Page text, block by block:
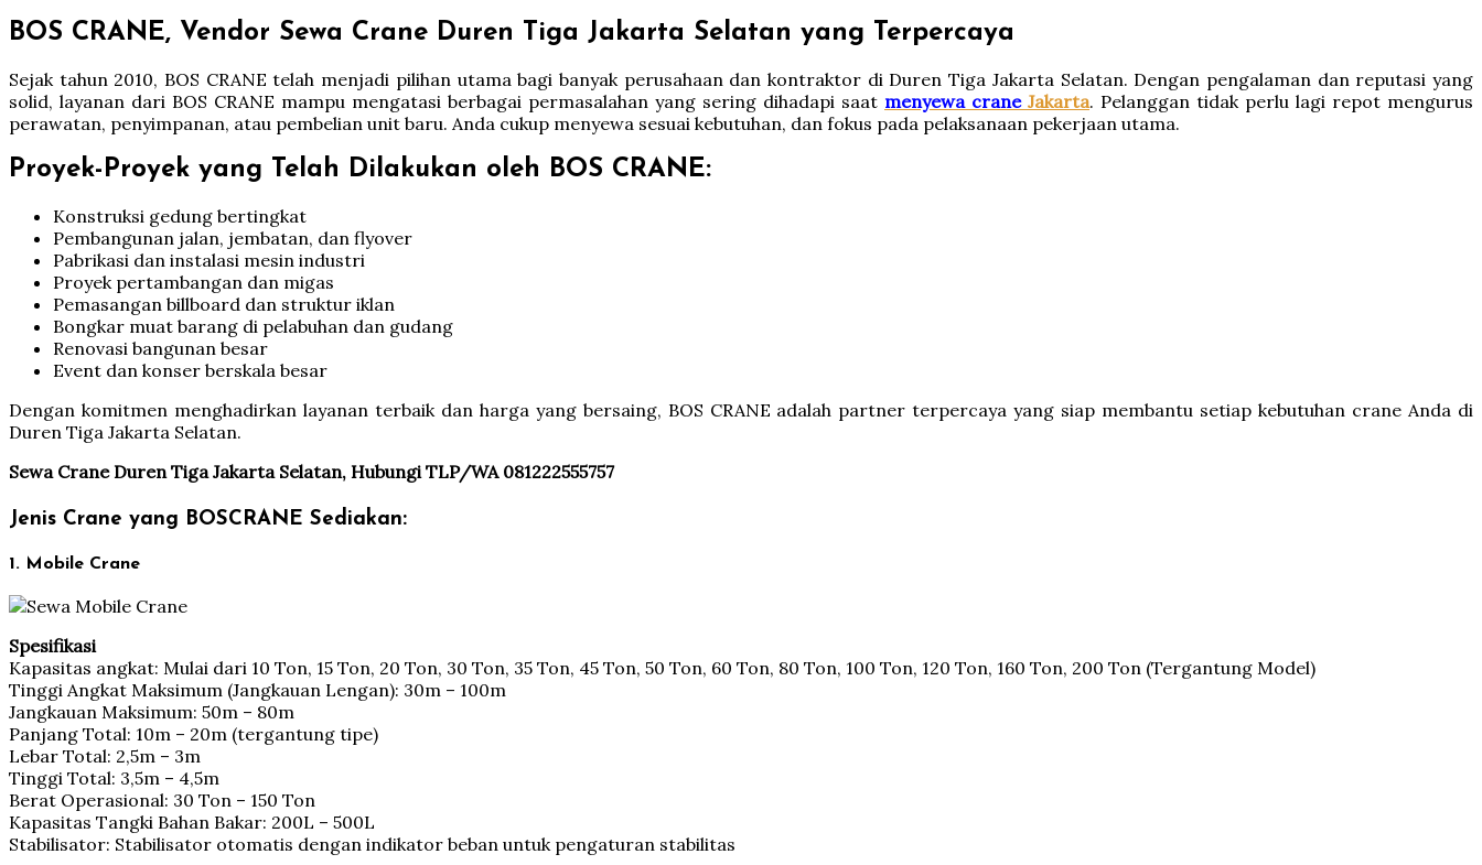
BOS CRANE, Vendor Sewa Crane Duren Tiga Jakarta Selatan yang Terpercaya
Sejak tahun 2010, BOS CRANE telah menjadi pilihan utama bagi banyak perusahaan dan kontraktor di Duren Tiga Jakarta Selatan. Dengan pengalaman dan reputasi yang
solid, layanan dari BOS CRANE mampu mengatasi berbagai permasalahan yang sering dihadapi saat menyewa craneJakarta. Pelanggan tidak perlu lagi repot mengurus
perawatan, penyimpanan, atau pembelian unit baru. Anda cukup menyewa sesuai kebutuhan, dan fokus pada pelaksanaan pekerjaan utama.
Proyek-Proyek yang Telah Dilakukan oleh BOS CRANE:
Konstruksi gedung bertingkat
Pembangunan jalan, jembatan, dan flyover
Pabrikasi dan instalasi mesin industri
Proyek pertambangan dan migas
Pemasangan billboard dan struktur iklan
Bongkar muat barang di pelabuhan dan gudang
Renovasi bangunan besar
Event dan konser berskala besar
Dengan komitmen menghadirkan layanan terbaik dan harga yang bersaing, BOS CRANE adalah partner terpercaya yang siap membantu setiap kebutuhan crane Anda di
Duren Tiga Jakarta Selatan.
Sewa Crane Duren Tiga Jakarta Selatan, Hubungi TLP/WA 081222555757
Jenis Crane yang BOSCRANE Sediakan:
1. Mobile Crane
Spesifikasi
Kapasitas angkat: Mulai dari 10 Ton, 15 Ton, 20 Ton, 30 Ton, 35 Ton, 45 Ton, 50 Ton, 60 Ton, 80 Ton, 100 Ton, 120 Ton, 160 Ton, 200 Ton (Tergantung Model)
Tinggi Angkat Maksimum (Jangkauan Lengan): 30m – 100m
Jangkauan Maksimum: 50m – 80m
Panjang Total: 10m – 20m (tergantung tipe)
Lebar Total: 2,5m – 3m
Tinggi Total: 3,5m – 4,5m
Berat Operasional: 30 Ton – 150 Ton
Kapasitas Tangki Bahan Bakar: 200L – 500L
Stabilisator: Stabilisator otomatis dengan indikator beban untuk pengaturan stabilitas